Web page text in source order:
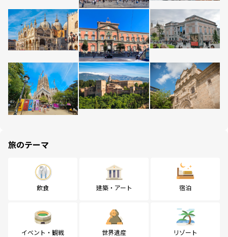
旅のテーマ
飲食 建築・アート 宿泊
イベント・観戦 世界遺産 リゾート